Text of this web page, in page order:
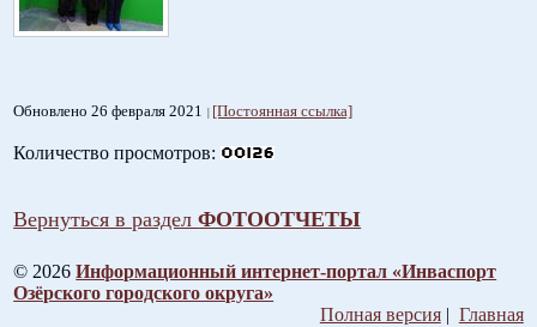
Обновлено 26 февраля 2021 [Постоянная ссылка]
Количество просмотров:
Вернуться в разделФОТООТЧЕТЫ
© 2026Информационный интернет-портал «Инваспорт
Озёрского городского округа»
Полная версия| Главная